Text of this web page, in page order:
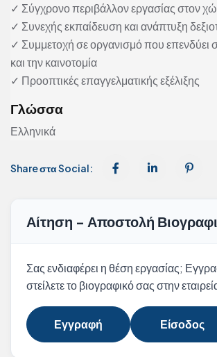
✓ Σύγχρονο περιβάλλον εργασίας στον
✓ Συνεχής εκπαίδευση και ανάπτυξη
✓ Συμμετοχή σε οργανισμό που επενδύει
και την καινοτομία
✓ Προοπτικές επαγγελματικής εξέλιξης
Γλώσσα
Ελληνικά
Share στα Social:
Αίτηση - Αποστολή
Σας ενδιαφέρει η θέση εργασίας;
στείλετε το βιογραφικό σας στην
Εγγραφή Είσοδος